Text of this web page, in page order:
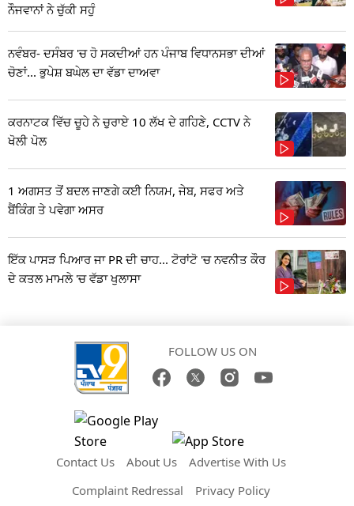
ਨੌਜਵਾਨਾਂ ਨੇ ਚੁੱਕੀ ਸਹੁੰ
ਨਵੰਬਰ- ਦਸੰਬਰ 'ਚ ਹੋ ਸਕਦੀਆਂ ਹਨ ਪੰਜਾਬ ਵਿਧਾਨਸਭਾ ਦੀਆਂ
ਚੋਣਾਂ... ਭੁਪੇਸ਼ ਬਘੇਲ ਦਾ ਵੱਡਾ ਦਾਅਵਾ
ਕਰਨਾਟਕ ਵਿੱਚ ਚੂਹੇ ਨੇ ਚੁਰਾਏ 10 ਲੱਖ ਦੇ ਗਹਿਣੇ, CCTV ਨੇ
ਖੋਲੀ ਪੋਲ
1 ਅਗਸਤ ਤੋਂ ਬਦਲ ਜਾਣਗੇ ਕਈ ਨਿਯਮ, ਜੇਬ, ਸਫਰ ਅਤੇ
ਬੈਂਕਿੰਗ ਤੇ ਪਵੇਗਾ ਅਸਰ
ਇੱਕ ਪਾਸੜ ਪਿਆਰ ਜਾ PR ਦੀ ਚਾਹ... ਟੋਰਾਂਟੋ 'ਚ ਨਵਨੀਤ ਕੌਰ
ਦੇ ਕਤਲ ਮਾਮਲੇ 'ਚ ਵੱਡਾ ਖੁਲਾਸਾ
FOLLOW US ON
Contact Us About Us
Advertise With Us
Complaint Redressal
Privacy Policy